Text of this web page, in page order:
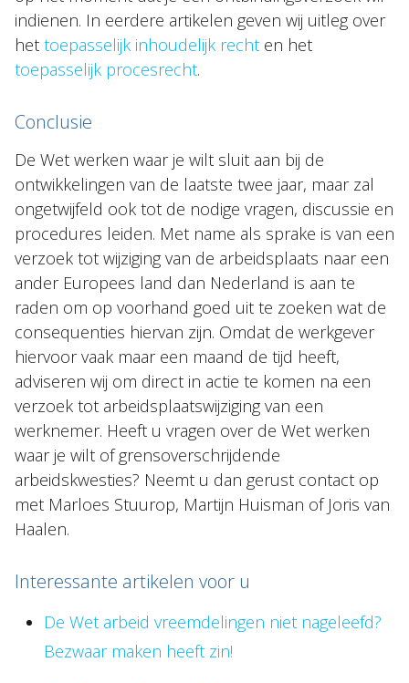
indienen. In eerdere artikelen geven wij uitleg over
het toepasselijk inhoudelijk recht en het
toepasselijk procesrecht.
Conclusie
De Wet werken waar je wilt sluit aan bij de
ontwikkelingen van de laatste twee jaar, maar zal
ongetwijfeld ook tot de nodige vragen, discussie en
procedures leiden. Met name als sprake is van een
verzoek tot wijziging van de arbeidsplaats naar een
ander Europees land dan Nederland is aan te
raden om op voorhand goed uit te zoeken wat de
consequenties hiervan zijn. Omdat de werkgever
hiervoor vaak maar een maand de tijd heeft,
adviseren wij om direct in actie te komen na een
verzoek tot arbeidsplaatswijziging van een
werknemer. Heeft u vragen over de Wet werken
waar je wilt of grensoverschrijdende
arbeidskwesties? Neemt u dan gerust contact op
met Marloes Stuurop, Martijn Huisman of Joris van
Haalen.
Interessante artikelen voor u
De Wet arbeid vreemdelingen niet nageleefd?
Bezwaar maken heeft zin!